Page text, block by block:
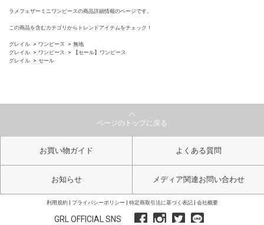
ラメフェザーミニワンピースの商品詳細情報のページです。
この商品を含むカテゴリからトレンドアイテムをチェック！
グレイル ワンピース
無地
グレイル
ワンピース
【セール】ワンピース
グレイル
セール
ページのトップに戻る
お買い物ガイド よくある質問
お知らせ メディア関連お問い合わせ
利用規約 プライバシーポリシー 特定商取引法に基づく表記 会社概要
GRL OFFICIAL SNS